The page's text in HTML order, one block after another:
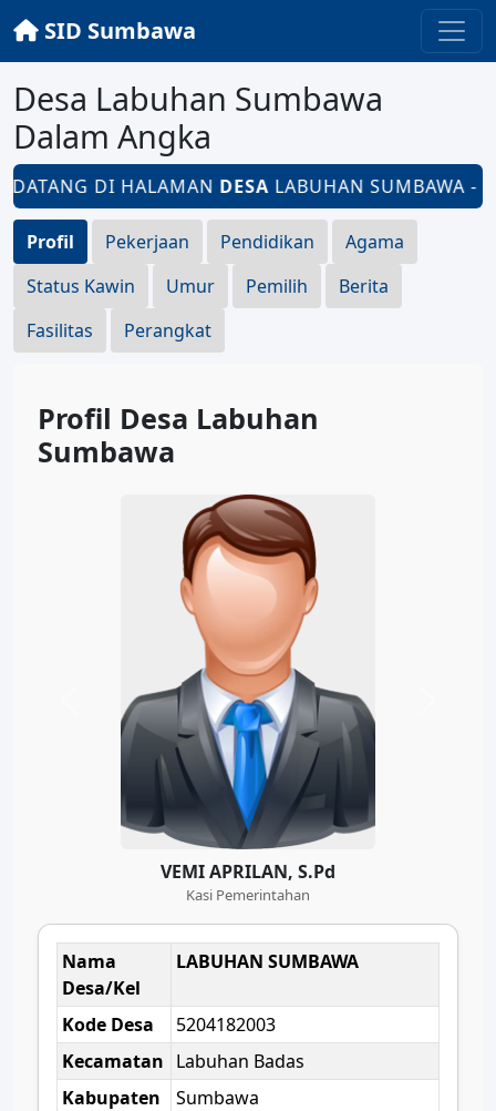
SID Sumbawa
Desa Labuhan Sumbawa
Dalam Angka
DI HALAMANDESALABUHAN SUMBAWA -
Profil Pekerjaan Pendidikan
Agama
Status Kawin
Umur Pemilih
Berita
Fasilitas
Perangkat
Profil Desa Labuhan
Sumbawa
VEMI APRILAN, S.Pd
Kasi Pemerintahan
Nama
Desa/Kel
LABUHAN SUMBAWA
Kode Desa
5204182003
Kecamatan Labuhan Badas
Kabupaten
Sumbawa